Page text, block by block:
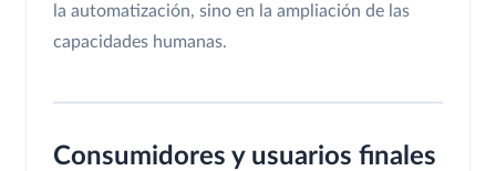
la automatización, sino en la ampliación de las
capacidades humanas.
Consumidores y usuarios finales